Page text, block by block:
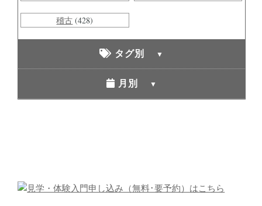
稽古 (428)
タグ別
月別